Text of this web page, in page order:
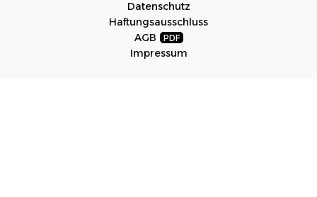
Datenschutz
Haftungsausschluss
AGB
Impressum